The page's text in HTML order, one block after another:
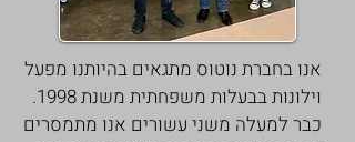
אנו בחברת נוטוס מתגאים בהיותנו מפעל
וילונות בבעלות משפחתית משנת 1998.
כבר למעלה משני עשורים אנו מתמסרים